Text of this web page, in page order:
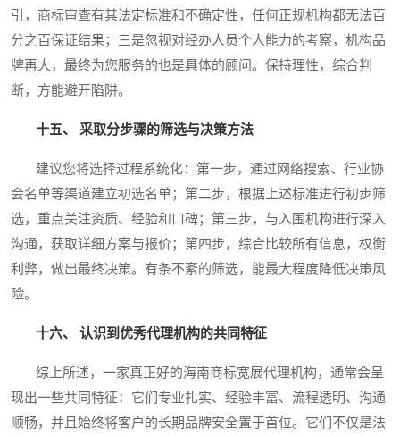
引，商标审查有其法定标准和不确定性，任何正规机构都无法百
分之百保证结果；三是忽视对经办人员个人能力的考察，机构品
牌再大，最终为您服务的也是具体的顾问。保持理性，综合判
断，方能避开陷阱。
十五、 采取分步骤的筛选与决策方法
建议您将选择过程系统化：第一步，通过网络搜索、行业协
会名单等渠道建立初选名单；第二步，根据上述标准进行初步筛
选，重点关注资质、经验和口碑；第三步，与入围机构进行深入
沟通，获取详细方案与报价；第四步，综合比较所有信息，权衡
利弊，做出最终决策。有条不紊的筛选，能最大程度降低决策风
险。
十六、 认识到优秀代理机构的共同特征
综上所述，一家真正好的海南商标宽展代理机构，通常会呈
现出一些共同特征：它们专业扎实、经验丰富、流程透明、沟通
顺畅，并且始终将客户的长期品牌安全置于首位。它们不仅是法